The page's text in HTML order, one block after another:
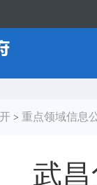
> 重点领域信息
武